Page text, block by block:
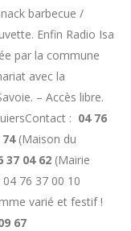
barbecue /
Enfin Radio Isa
par la commune
avec la
– Accès libre.
: 04 76
(Maison du
37 04 62 (Mairie
76 37 00 10
varié et festif !
67